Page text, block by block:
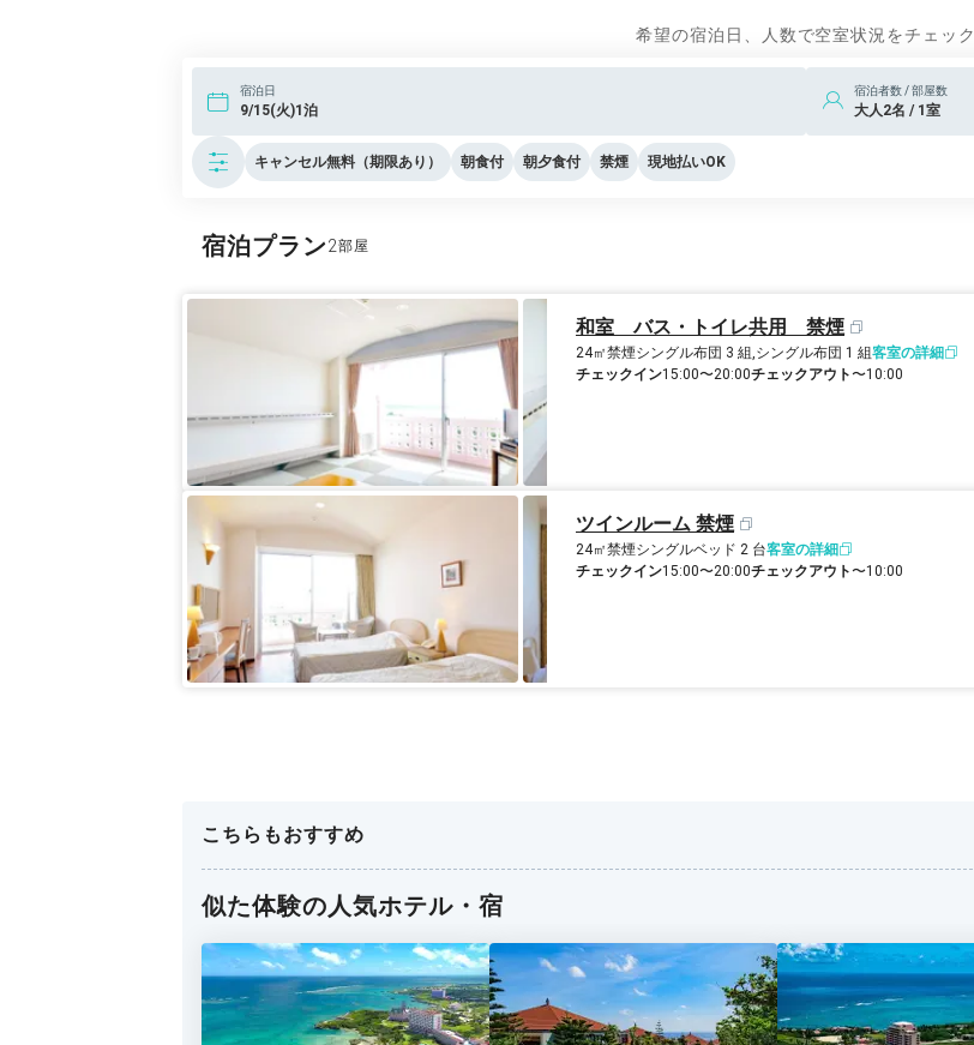
希望の宿泊日、人数で空室状況をチェック
宿泊日
9/15(火)1泊
宿泊者数 / 部屋数
大人2名 / 1室
キャンセル無料（期限あり） 朝食付 朝夕食付 禁煙 現地払いOK
宿泊プラン2
和室 バス・トイレ共用 禁煙
24㎡禁煙シングル布団 3 組,シングル布団 1 組客室の詳細
チェックイン15:00〜20:00チェックアウト〜10:00
ツインルーム 禁煙
24㎡禁煙シングルベッド 2 台客室の詳細
チェックイン15:00〜20:00チェックアウト〜10:00
こちらもおすすめ
似た体験の人気ホテル・宿